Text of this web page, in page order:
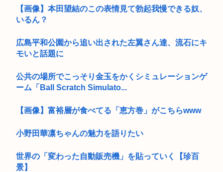
【画像】本田望結のこの表情見て勃起我慢できる奴、
いるん？
広島平和公園から追い出された左翼さん達、流石にキ
モいと話題に
公共の場所でこっそり金玉をかくシミュレーションゲ
ーム「Ball Scratch Simulato...
【画像】富裕層が食べてる「恵方巻」がこちらwww
小野田華凛ちゃんの魅力を語りたい
世界の「変わった自動販売機」を貼っていく【珍百
景】